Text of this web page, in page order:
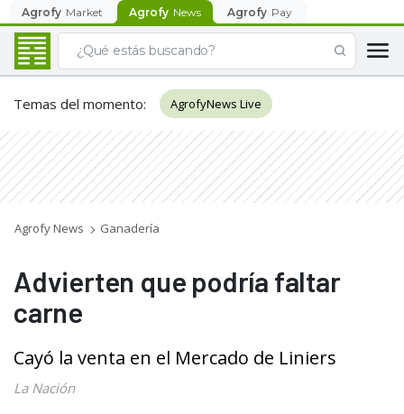
Agrofy Market Agrofy News Agrofy Pay
Temas del momento: AgrofyNews Live
Agrofy News Ganadería
Advierten que podría faltar
carne
Cayó la venta en el Mercado de Liniers
La Nación